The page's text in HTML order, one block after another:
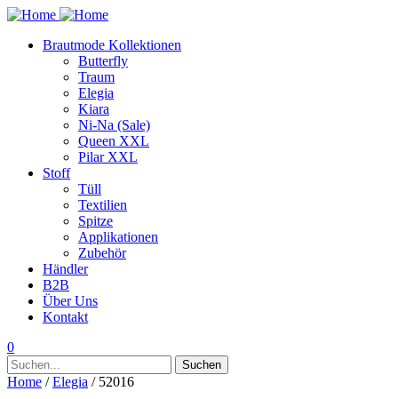
Brautmode Kollektionen
Butterfly
Traum
Elegia
Kiara
Ni-Na (Sale)
Queen XXL
Pilar XXL
Stoff
Tüll
Textilien
Spitze
Applikationen
Zubehör
Händler
B2B
Über Uns
Kontakt
0
Suchen
nach:
Suchen
Home /Elegia / 52016